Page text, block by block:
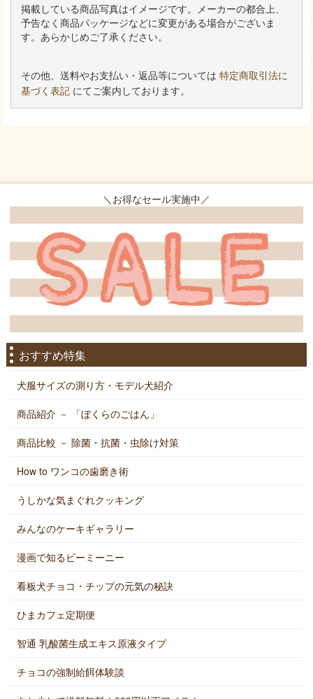
掲載している商品写真はイメージです。メーカーの都合上、
予告なく商品パッケージなどに変更がある場合がございま
す。あらかじめご了承ください。
その他、送料やお支払い・返品等については 特定商取引法に
基づく表記 にてご案内しております。
＼お得なセール実施中／
おすすめ特集
犬服サイズの測り方・モデル犬紹介
商品紹介 － 「ぼくらのごはん」
商品比較 － 除菌・抗菌・虫除け対策
How to ワンコの歯磨き術
うしかな気まぐれクッキング
みんなのケーキギャラリー
漫画で知るビーミーニー
看板犬チョコ・チップの元気の秘訣
ひまカフェ定期便
智通 乳酸菌生成エキス原液タイプ
チョコの強制給餌体験談